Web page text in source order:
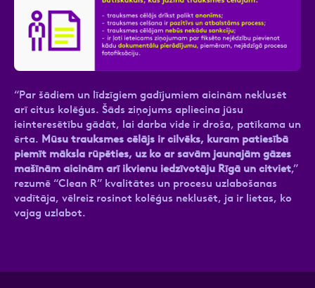
“Par šādiem un līdzīgiem gadījumiem aicinām neklusēt
arī citus kolēģus. Šāds ziņojums apliecina jūsu
ieinteresētību gādāt, lai darba vide ir droša, patīkama un
ērta. Mūsu trauksmes cēlājs ir cilvēks, kuram patiesībā
piemīt māksla rūpēties, uz ko ar savām jaunajām gāzes
mašīnām aicinām arī ikvienu iedzīvotāju Rīgā un citviet,”
rezumē “Clean R” kvalitātes un procesu uzlabošanas
vadītāja, vēlreiz rosinot kolēģus neklusēt, ja ir lietas, ko
vajag uzlabot.